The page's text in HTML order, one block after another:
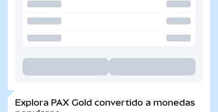
Explora PAX Gold convertido a monedas